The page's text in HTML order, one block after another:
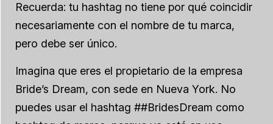
Recuerda: tu hashtag no tiene por qué coincidir
necesariamente con el nombre de tu marca,
pero debe ser único.
Imagina que eres el propietario de la empresa
Bride’s Dream, con sede en Nueva York. No
puedes usar el hashtag ##BridesDream como